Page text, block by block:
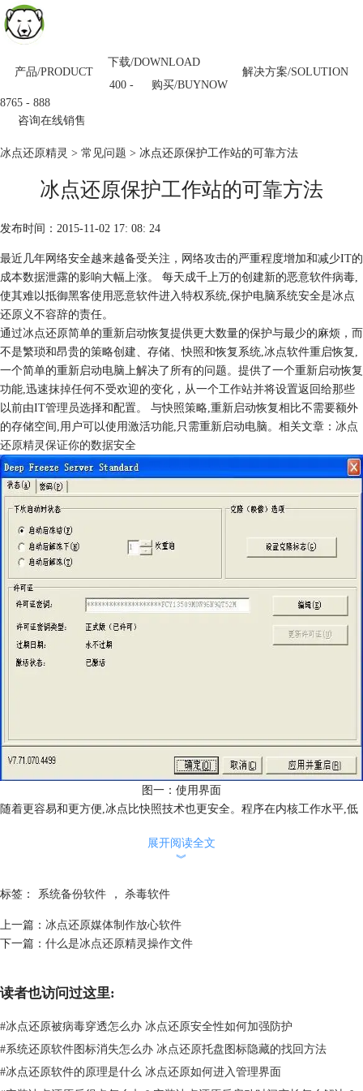
产品/PRODUCT 解决方案/SOLUTION
下载/DOWNLOAD
购买/BUYNOW
400 -
8765 - 888
咨询在线销售
冰点还原精灵 > 常见问题 > 冰点还原保护工作站的可靠方法
冰点还原保护工作站的可靠方法
发布时间：2015-11-02 17: 08: 24
最近几年网络安全越来越备受关注，网络攻击的严重程度增加和减少IT的
成本数据泄露的影响大幅上涨。 每天成千上万的创建新的恶意软件病毒,
使其难以抵御黑客使用恶意软件进入特权系统,保护电脑系统安全是冰点
还原义不容辞的责任。
通过冰点还原简单的重新启动恢复提供更大数量的保护与最少的麻烦，而
不是繁琐和昂贵的策略创建、存储、快照和恢复系统,冰点软件重启恢复,
一个简单的重新启动电脑上解决了所有的问题。提供了一个重新启动恢复
功能,迅速抹掉任何不受欢迎的变化，从一个工作站并将设置返回给那些
以前由IT管理员选择和配置。 与快照策略,重新启动恢复相比不需要额外
的存储空间,用户可以使用激活功能,只需重新启动电脑。相关文章： 冰点
还原精灵保证你的数据安全
图一：使用界面
随着更容易和更方便,冰点比快照技术也更安全。程序在内核工作水平,低
系统,这些变化不会影响设置存储在冰点软件。该计划也与anti-executable
1、更新安装软件:安装软件新版本更新维护期间所以系统保持当前不需要
干预。
2、键盘和鼠标锁:此功能使用户能够避免篡改而关键更新进展。
4、冰点还原Mac版:与其他安全系统,Faronics提供一个版本兼容Mac OS阻
企业不用在担心工作站安全与灾难恢复,冰点还原精灵通过远程控制可以
控制和管理。冰点云允许用户从远程位置管理电脑事件在发生破坏性的事
件,让他们走出办公室。手机应用程序也可以为iOS和Android设备各种规
展开阅读全文
︾
标签： 系统备份软件 ， 杀毒软件
上一篇： 冰点还原媒体制作放心软件
下一篇： 什么是冰点还原精灵操作文件
读者也访问过这里:
#冰点还原被病毒穿透怎么办 冰点还原安全性如何加强防护
#系统还原软件图标消失怎么办 冰点还原托盘图标隐藏的找回方法
#冰点还原软件的原理是什么 冰点还原如何进入管理界面